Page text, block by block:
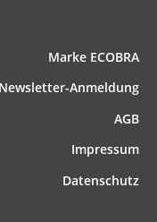
Marke ECOBRA
News­letter-Anmeldung
AGB
Impressum
Datenschutz